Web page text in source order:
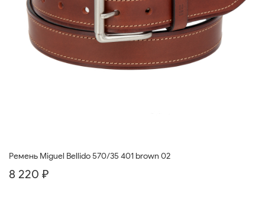
Ремень Miguel Bellido 570/35 401 brown 02
8 220 ₽